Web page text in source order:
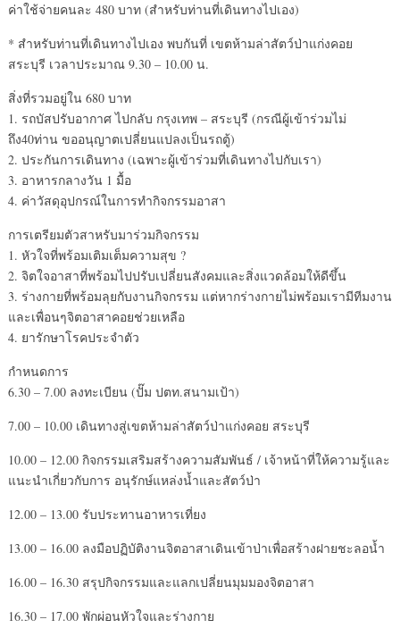
ค่าใช้จ่ายคนละ 480 บาท (สำหรับท่านที่เดินทางไปเอง)
* สำหรับท่านที่เดินทางไปเอง พบกันที่ เขตห้ามล่าสัตว์ป่าแก่งคอย
สระบุรี เวลาประมาณ 9.30 – 10.00 น.
สิ่งที่รวมอยู่ใน 680 บาท
1. รถบัสปรับอากาศ ไปกลับ กรุงเทพ – สระบุรี (กรณีผู้เข้าร่วมไม่
ถึง40ท่าน ขออนุญาตเปลี่ยนแปลงเป็นรถตู้)
2. ประกันการเดินทาง (เฉพาะผู้เข้าร่วมที่เดินทางไปกับเรา)
3. อาหารกลางวัน 1 มื้อ
4. ค่าวัสดุอุปกรณ์ในการทำกิจกรรมอาสา
การเตรียมตัวสาหรับมาร่วมกิจกรรม
1. หัวใจที่พร้อมเติมเต็มความสุข ?
2. จิตใจอาสาที่พร้อมไปปรับเปลี่ยนสังคมและสิ่งแวดล้อมให้ดีขึ้น
3. ร่างกายที่พร้อมลุยกับงานกิจกรรม แต่หากร่างกายไม่พร้อมเรามีทีมงาน
และเพื่อนๆจิตอาสาคอยช่วยเหลือ
4. ยารักษาโรคประจำตัว
กำหนดการ
6.30 – 7.00 ลงทะเบียน (ปั๊ม ปตท.สนามเป้า)
7.00 – 10.00 เดินทางสู่เขตห้ามล่าสัตว์ป่าแก่งคอย สระบุรี
10.00 – 12.00 กิจกรรมเสริมสร้างความสัมพันธ์ / เจ้าหน้าที่ให้ความรู้และ
แนะนำเกี่ยวกับการ อนุรักษ์แหล่งน้ำและสัตว์ป่า
12.00 – 13.00 รับประทานอาหารเที่ยง
13.00 – 16.00 ลงมือปฏิบัติงานจิตอาสาเดินเข้าป่าเพื่อสร้างฝายชะลอน้ำ
16.00 – 16.30 สรุปกิจกรรมและแลกเปลี่ยนมุมมองจิตอาสา
16.30 – 17.00 พักผ่อนหัวใจและร่างกาย